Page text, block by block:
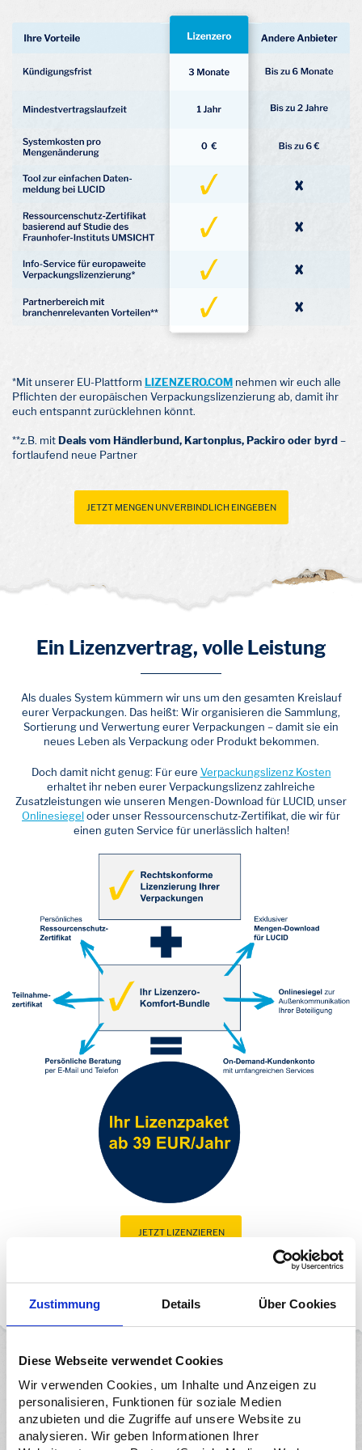
Zustimmung Details Über Cookies
Diese Webseite verwendet Cookies
Wir verwenden Cookies, um Inhalte und Anzeigen zu
personalisieren, Funktionen für soziale Medien
anzubieten und die Zugriffe auf unsere Website zu
analysieren. Wir geben Informationen Ihrer
*Mit unserer EU-Plattform LIZENZERO.COM nehmen wir euch alle
Pflichten der europäischen Verpackungslizenzierung ab, damit ihr
euch entspannt zurücklehnen könnt.
**z.B. mit Deals vom Händlerbund, Kartonplus, Packiro oder byrd–
fortlaufend neue Partner
JETZT MENGEN UNVERBINDLICH EINGEBEN
Ein Lizenzvertrag, volle Leistung
Als duales System kümmern wir uns um den gesamten Kreislauf
eurer Verpackungen. Das heißt: Wir organisieren die Sammlung,
Sortierung und Verwertung eurer Verpackungen – damit sie ein
neues Leben als Verpackung oder Produkt bekommen.
Doch damit nicht genug: Für eure Verpackungslizenz Kosten
erhaltet ihr neben eurer Verpackungslizenz zahlreiche
Zusatzleistungen wie unseren Mengen-Download für LUCID, unser
Onlinesiegeloder unser Ressourcenschutz-Zertifikat, die wir für
einen guten Service für unerlässlich halten!
JETZT LIZENZIEREN
Das bieten wir euch